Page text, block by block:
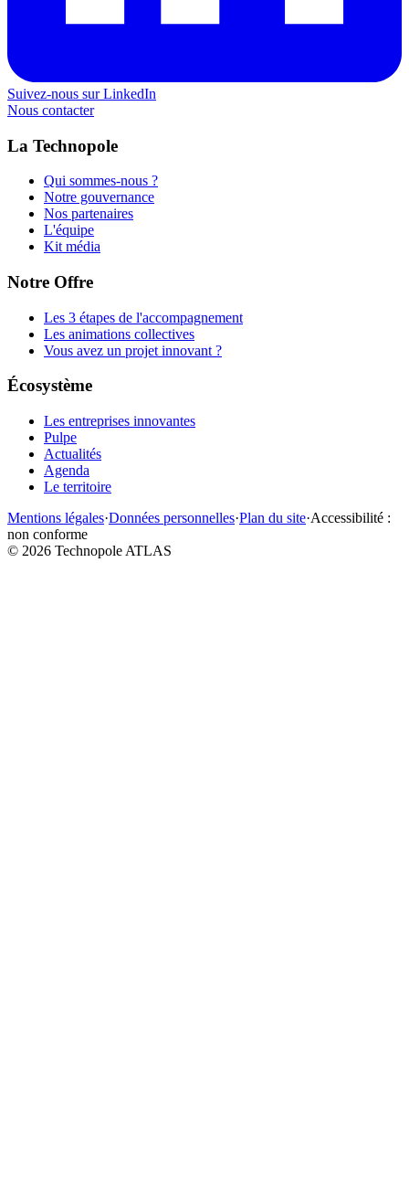
Suivez-nous sur LinkedIn
Nous contacter
La Technopole
Qui sommes-nous ?
Notre gouvernance
Nos partenaires
L'équipe
Kit média
Notre Offre
Les 3 étapes de l'accompagnement
Les animations collectives
Vous avez un projet innovant ?
Écosystème
Les entreprises innovantes
Pulpe
Actualités
Agenda
Le territoire
Mentions légales·Données personnelles·Plan du site·Accessibilité :
non conforme
© 2026 Technopole ATLAS